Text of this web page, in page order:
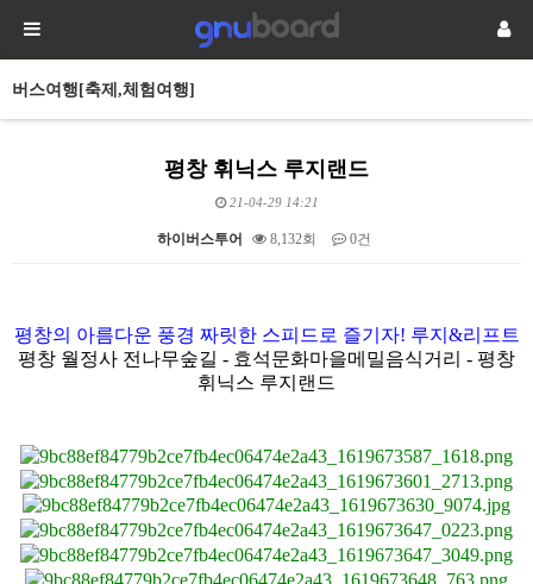
버스여행[축제,체험여행]
평창 휘닉스 루지랜드
21-04-29 14:21
하이버스투어 8,132회 0건
평창의 아름다운 풍경 짜릿한 스피드로 즐기자! 루지 &리프트
평창 월정사 전나무숲길 - 효석문화마을메밀음식거리 - 평창
휘닉스 루지랜드